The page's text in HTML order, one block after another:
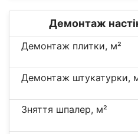
Демонтаж
Демонтаж плитки, м²
Демонтаж штукатурки,
Зняття шпалер, м²